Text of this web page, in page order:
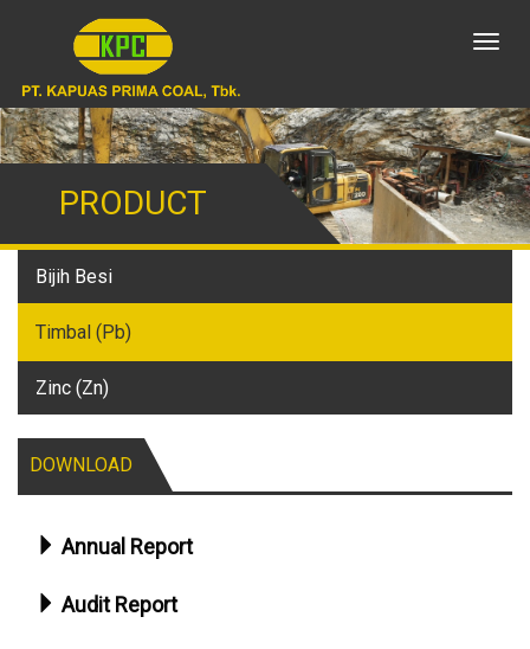
PRODUCT
Bijih Besi
Timbal (Pb)
Zinc (Zn)
DOWNLOAD
Annual Report
Audit Report